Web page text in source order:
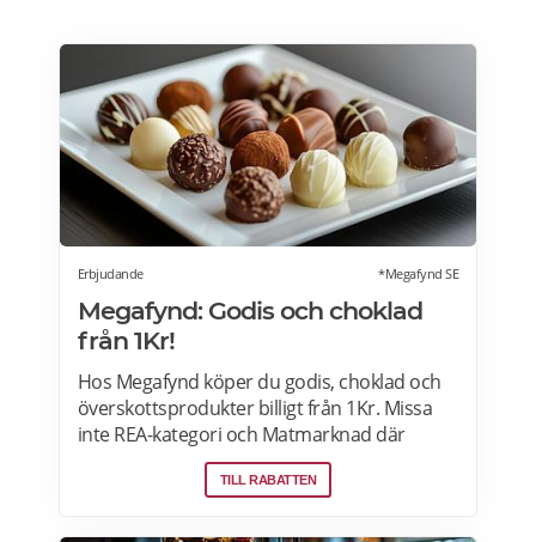
Erbjudande *Megafynd SE
Megafynd: Godis och choklad
från 1Kr!
Hos Megafynd köper du godis, choklad och
överskottsprodukter billigt från 1Kr. Missa
inte REA-kategori och Matmarknad där
Megafynd har hundratals aktuella
erbjudanden varje dag. Läs mer om
TILL RABATTEN